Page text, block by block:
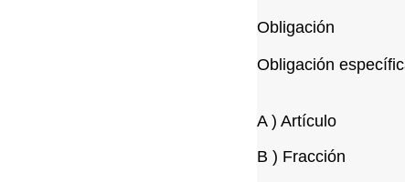
Obligación
Obligación
A ) Artículo
B ) Fracción